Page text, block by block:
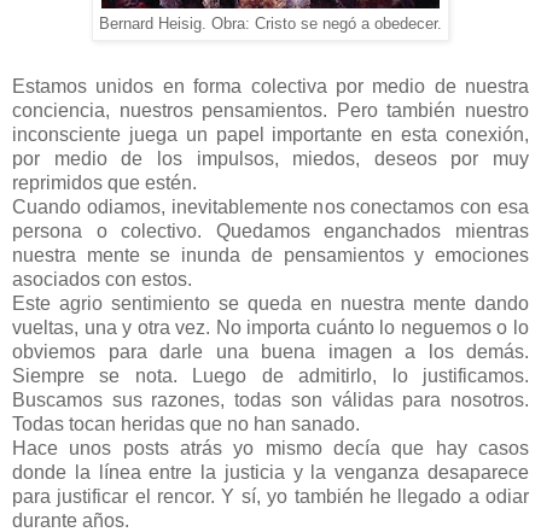
Bernard Heisig. Obra: Cristo se negó a obedecer.
Estamos unidos en forma colectiva por medio de nuestra
conciencia, nuestros pensamientos. Pero también nuestro
inconsciente juega un papel importante en esta conexión,
por medio de los impulsos, miedos, deseos por muy
reprimidos que estén.
Cuando odiamos, inevitablemente nos conectamos con esa
persona o colectivo. Quedamos enganchados mientras
nuestra mente se inunda de pensamientos y emociones
asociados con estos.
Este agrio sentimiento se queda en nuestra mente dando
vueltas, una y otra vez. No importa cuánto lo neguemos o lo
obviemos para darle una buena imagen a los demás.
Siempre se nota. Luego de admitirlo, lo justificamos.
Buscamos sus razones, todas son válidas para nosotros.
Todas tocan heridas que no han sanado.
Hace unos posts atrás yo mismo decía que hay casos
donde la línea entre la justicia y la venganza desaparece
para justificar el rencor. Y sí, yo también he llegado a odiar
durante años.